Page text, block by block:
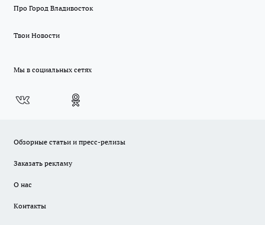
Про Город Владивосток
Твои Новости
Мы в социальных сетях
Обзорные статьи и пресс-релизы
Заказать рекламу
О нас
Контакты